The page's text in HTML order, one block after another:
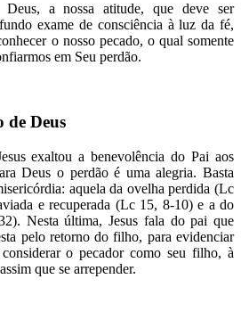
a nossa atitude, que deve ser
exame de consciência à luz da fé,
o nosso pecado, o qual somente
em Seu perdão.
de Deus
exaltou a benevolência do Pai aos
Deus o perdão é uma alegria. Basta
aquela da ovelha perdida (Lc
e recuperada (Lc 15, 8-10) e a do
Nesta última, Jesus fala do pai que
pelo retorno do filho, para evidenciar
o pecador como seu filho, à
que se arrepender.